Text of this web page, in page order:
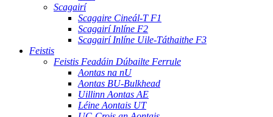
Scagairí
Scagaire Cineál-T F1
Scagairí Inlíne F2
Scagairí Inlíne Uile-Táthaithe F3
Feistis
Feistis Feadáin Dúbailte Ferrule
Aontas na nU
Aontas BU-Bulkhead
Uillinn Aontas AE
Léine Aontais UT